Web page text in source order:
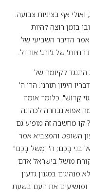
אף בציניות צבועה.
בזמן רוצה להיות
אמר הדיבר השביעי של
החיות' של ג'ורג' אורוול.
התנגד לקיומה של
היגיון תורני. הרי ה'
קָדוֹשׁ", כלומר אומה
אפוא נבחרה לכהונה
קו מחשבה זה מופיע גם
השופט והמצביא אמר
בְּנִי בָּכֶם; ה' יִמְשֹׁל בָּכֶם"
מושל בישראל אדם
בסגנון גדעון
ומושיעים את העם בשעת